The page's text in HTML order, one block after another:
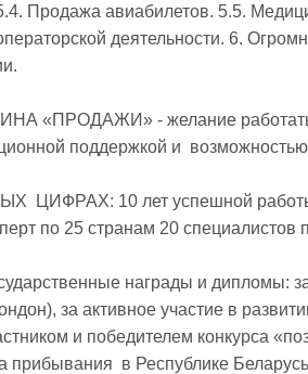
Продажа авиабилетов. 5.5.
деятельности. 6.
«ПРОДАЖИ» - желание работать
поддержкой и
ЦИФРАХ: 10 лет успешной работы
по 25 странам 20 специалистов
награды и дипломы:
за активное участие в
и победителем конкурса
в Республике